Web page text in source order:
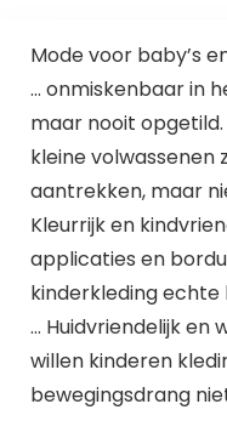
Mode voor baby’s
… onmiskenbaar in
maar nooit
kleine volwassenen
aantrekken, maar
Kleurrijk en
applicaties en
kinderkleding echte
… Huidvriendelijk en
willen kinderen
bewegingsdrang